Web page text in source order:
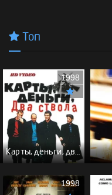
Топ
Карты, деньги, два ствола - (Перевод Гоблина)
1998
1998